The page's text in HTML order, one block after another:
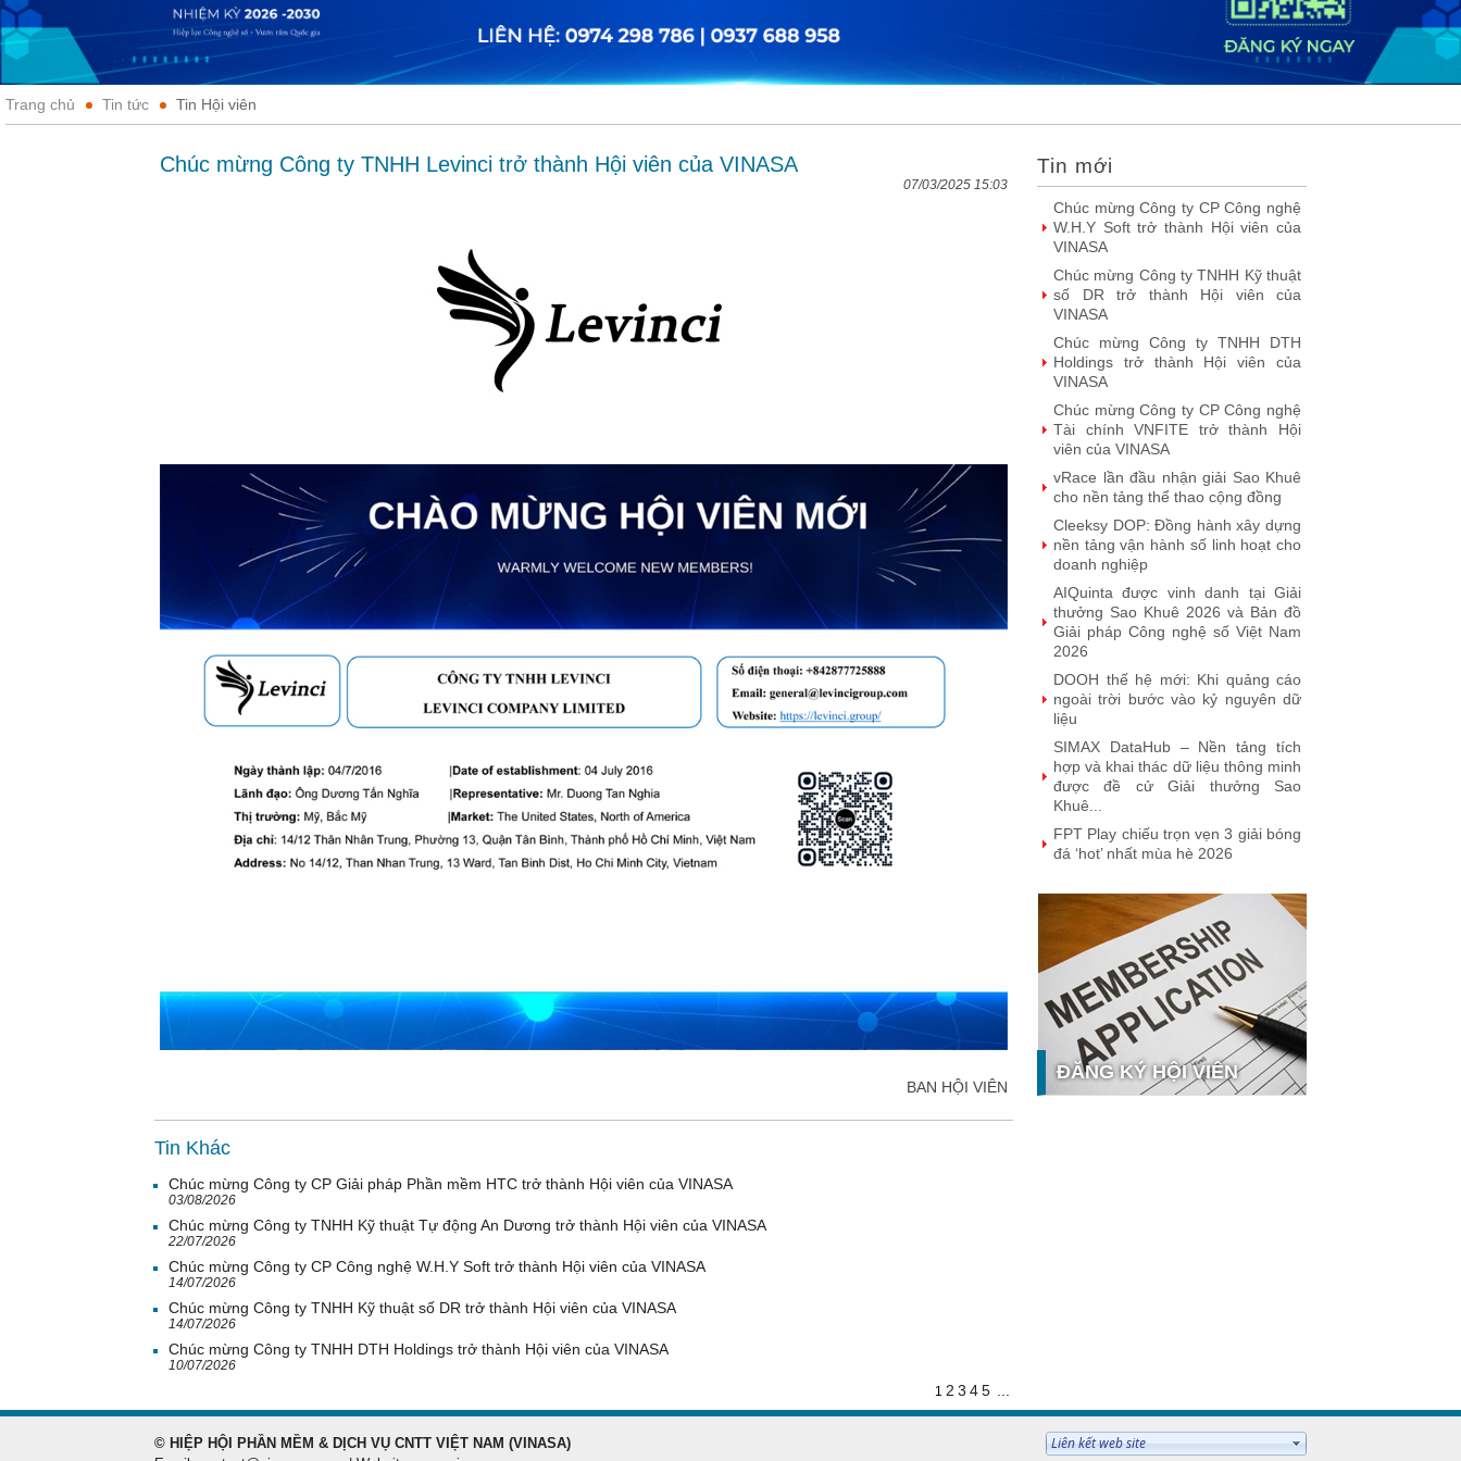
Trang chủ Tin tức Tin Hội viên
Chúc mừng Công ty TNHH Levinci trở thành Hội viên của VINASA
07/03/2025 15:03
BAN HỘI VIÊN
Tin Khác
Chúc mừng Công ty CP Giải pháp Phần mềm HTC trở thành Hội viên của VINASA
03/08/2026
Chúc mừng Công ty TNHH Kỹ thuật Tự động An Dương trở thành Hội viên của VINASA
22/07/2026
Chúc mừng Công ty CP Công nghệ W.H.Y Soft trở thành Hội viên của VINASA
14/07/2026
Chúc mừng Công ty TNHH Kỹ thuật số DR trở thành Hội viên của VINASA
14/07/2026
Chúc mừng Công ty TNHH DTH Holdings trở thành Hội viên của VINASA
10/07/2026
1 2 3 45
Tin mới
DOOH thế hệ mới: Khi quảng cáo
ngoài trời bước vào kỷ nguyên dữ
SIMAX DataHub – Nền tảng tích
FPT Play chiếu trọn vẹn 3 giải bóng
đá ‘hot’ nhất mùa hè 2026
Chúc mừng Công ty Giáo dục Trực
tuyến Funix trở thành Hội viên của
VINASA
Fast Business Online: Top giải pháp
ERP được nhiều doanh nghiệp lớn
tin dùng
FPT khẳng định năng lực làm chủ
công nghệ lõi với loạt giải Sao Khuê
lần thứ 23
Talent Solution - giải pháp tuyển
dụng ứng dụng AI được vinh danh
tại Sao Khuê 2026
NashTech: 26 năm phát triển, 18
năm liên tiếp được vinh danh tại
Giải thưởng Sao Khuê
VINASA chúc mừng sinh nhật Hội
viên tháng 7
MobiFone IT được vinh danh tại
giải thưởng Sao Khuê 2026 và ghi
danh trên Bản đồ Giải pháp Công...
với FlexCLC — Giải Pháp Quản Lý
Toàn Diện Vòng Đời Tài Sản Bảo
Đảm
VUS đạt giải thưởng Sao Khuê
2026: Khẳng định vị thế tiên phong
trong công nghệ giáo dục (EdTech)
Khuê 5 sao 2026: Hành trình đưa
người Việt ra thế giới của Saydi AI
nghiệp: NoteX và hành trình chinh
phục Giải thưởng Sao Khuê 2026
Vietnam Tech Map 2026 công bố
bộ câu hỏi mẫu cho 30 lĩnh vực
công nghệ và thị trường
Giải pháp PGx của GeneStory: Lời
giải cho bài toán tự chủ công nghệ
y tế số tại Sao Khuê 2026
Ứng dụng nhận diện cuộc gọi
đồ Giải pháp Công nghệ số Việt
Nam
ĐĂNG KÝ HỘI VIÊN
© HIỆP HỘI PHẦN MỀM & DỊCH VỤ CNTT VIỆT NAM (VINASA)